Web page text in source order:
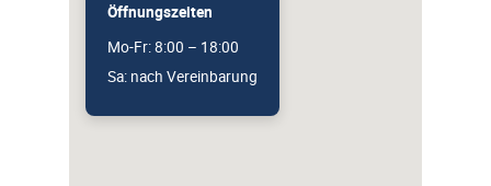
Öffnungszeiten
Mo-Fr: 8:00 – 18:00
Sa: nach Vereinbarung